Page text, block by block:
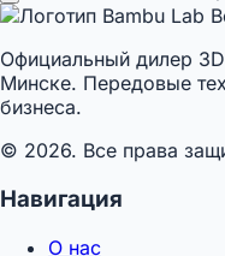
Официальный дилер
Минске. Передовые
бизнеса.
© 2026. Все права
Навигация
О нас